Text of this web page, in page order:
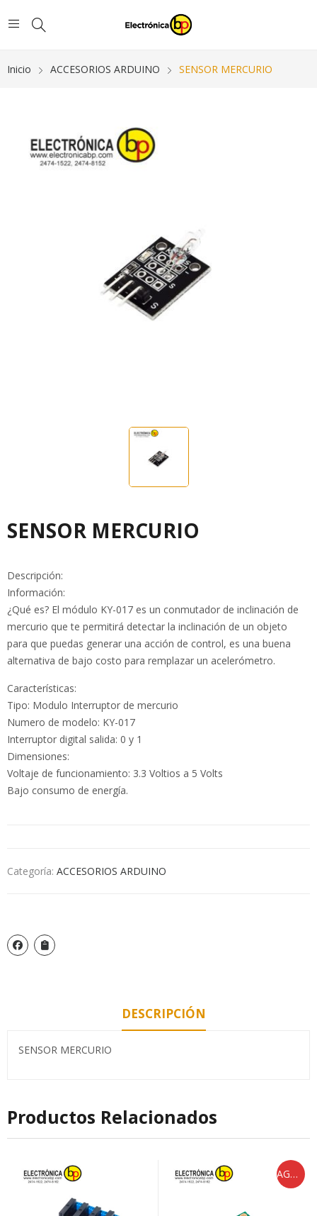
Inicio ACCESORIOS ARDUINO SENSOR MERCURIO
SENSOR MERCURIO
Descripción:
Información:
¿Qué es? El módulo KY-017 es un conmutador de inclinación de
mercurio que te permitirá detectar la inclinación de un objeto
para que puedas generar una acción de control, es una buena
alternativa de bajo costo para remplazar un acelerómetro.
Características:
Tipo: Modulo Interruptor de mercurio
Numero de modelo: KY-017
Interruptor digital salida: 0 y 1
Dimensiones:
Voltaje de funcionamiento: 3.3 Voltios a 5 Volts
Bajo consumo de energía.
Categoría: ACCESORIOS ARDUINO
DESCRIPCIÓN
SENSOR MERCURIO
Productos Relacionados
AGOTADO